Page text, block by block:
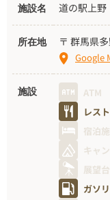
施設名 道の駅上野
所在地 〒 群馬県
Google
施設 ATM
レス
宿泊
キャ
展望台
ガソ